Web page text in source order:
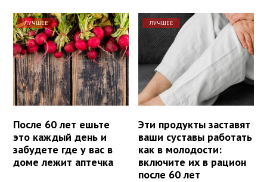
ЛУЧШЕЕ
После 60 лет ешьте
это каждый день и
забудете где у вас в
доме лежит аптечка
ЛУЧШЕЕ
Эти продукты заставят
ваши суставы работать
как в молодости:
включите их в рацион
после 60 лет